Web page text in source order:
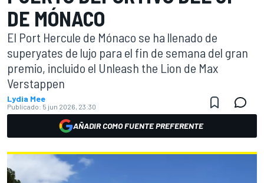
DE MÓNACO
El Port Hercule de Mónaco se ha llenado de
superyates de lujo para el fin de semana del gran
premio, incluido el Unleash the Lion de Max
Verstappen
Lydia Mee
Publicado: 5 jun 2026, 23:30
AÑADIR COMO FUENTE PREFERENTE